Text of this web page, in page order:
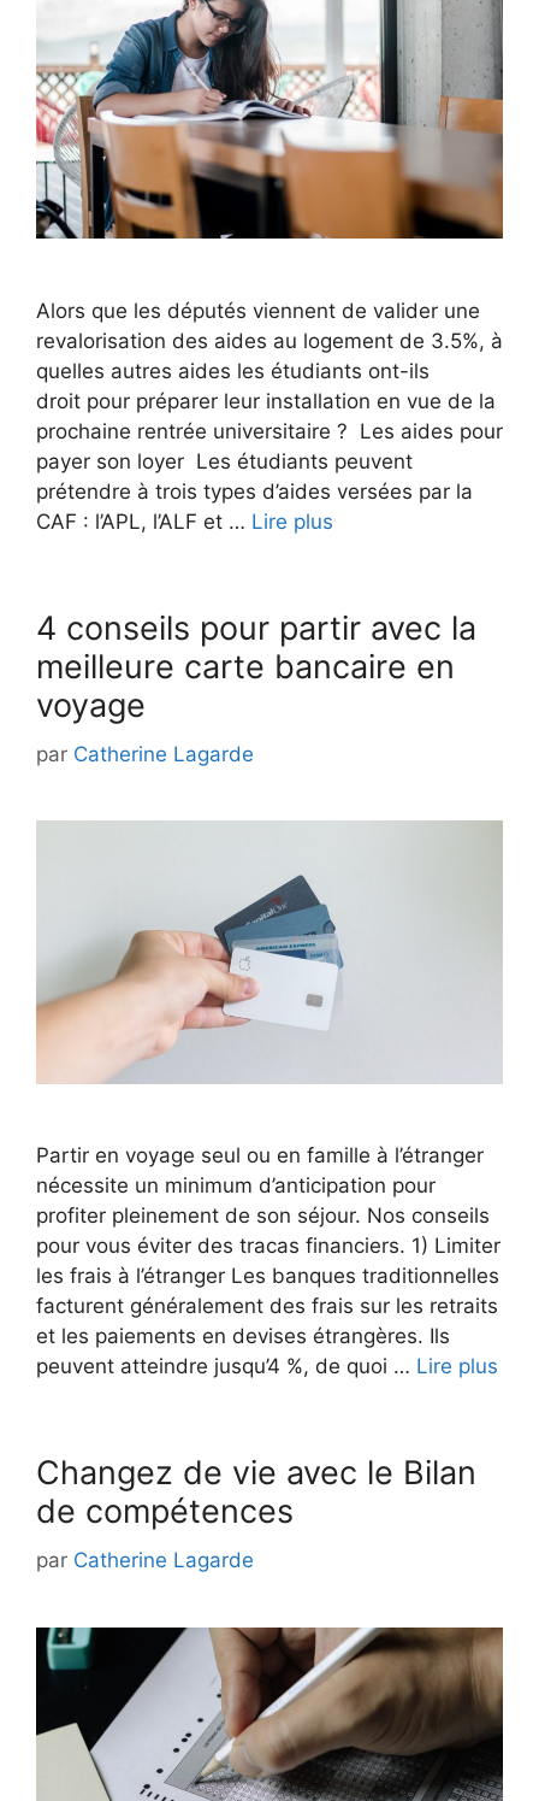
Alors que les députés viennent de valider une
revalorisation des aides au logement de 3.5%, à
quelles autres aides les étudiants ont-ils
droit pour préparer leur installation en vue de la
prochaine rentrée universitaire ? Les aides pour
payer son loyer Les étudiants peuvent
prétendre à trois types d’aides versées par la
CAF : l’APL, l’ALF et … Lire plus
4 conseils pour partir avec la
meilleure carte bancaire en
voyage
par Catherine Lagarde
Partir en voyage seul ou en famille à l’étranger
nécessite un minimum d’anticipation pour
profiter pleinement de son séjour. Nos conseils
pour vous éviter des tracas financiers. 1) Limiter
les frais à l’étranger Les banques traditionnelles
facturent généralement des frais sur les retraits
et les paiements en devises étrangères. Ils
peuvent atteindre jusqu’4 %, de quoi … Lire plus
Changez de vie avec le Bilan
de compétences
par Catherine Lagarde